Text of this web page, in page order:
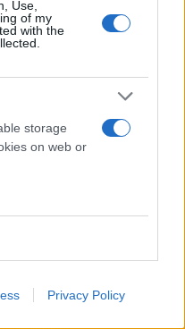
Use,
of my
with the
storage
on web or
Privacy Policy